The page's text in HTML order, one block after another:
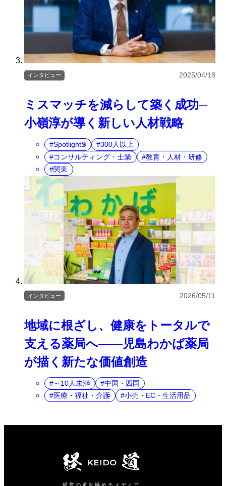
ミスマッチを減らして築く成功─
小嶺淳が導く新しい人材戦略
インタビュー 2025/04/18
SpotlightS
300人以上
コンサルティング・士業
教育・人材・研修
関東
地域に根ざし、健康をトータルで
支える薬局へ――児島わかば薬局
が描く新たな価値創造
インタビュー 2026/05/11
～10人未満
中国・四国
医療・福祉・介護
小売・EC・生活用品
経営の道を極めるメディア